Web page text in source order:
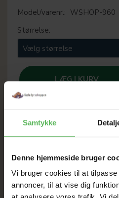
Samtykke
Denne hjemmeside bruger
Vi bruger cookies til at
annoncer, til at vise dig
Model/varenr.: WSHOP-960
Størrelse:
LÆG I KURV